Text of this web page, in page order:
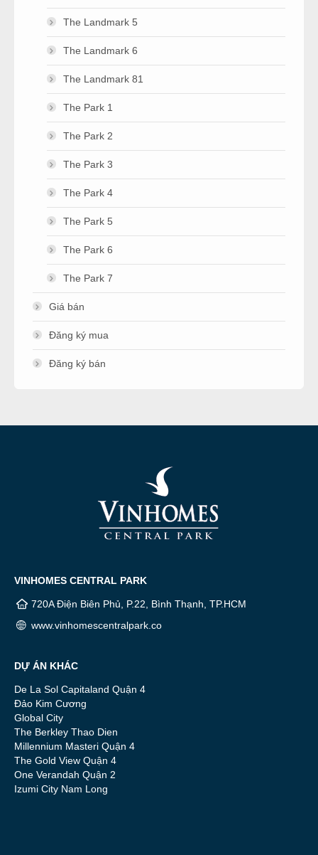
The Landmark 5
The Landmark 6
The Landmark 81
The Park 1
The Park 2
The Park 3
The Park 4
The Park 5
The Park 6
The Park 7
Giá bán
Đăng ký mua
Đăng ký bán
VINHOMES CENTRAL PARK
720A Điện Biên Phủ, P.22, Bình Thạnh, TP.HCM
www.vinhomescentralpark.co
DỰ ÁN KHÁC
De La Sol Capitaland Quận 4
Đảo Kim Cương
Global City
The Berkley Thao Dien
Millennium Masteri Quận 4
The Gold View Quận 4
One Verandah Quận 2
Izumi City Nam Long